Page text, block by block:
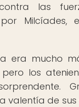
las
Milcíades,
era mucho
los
valentía de sus